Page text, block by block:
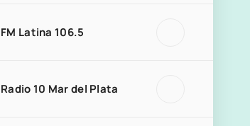
FM Latina 106.5
Radio 10 Mar del Plata